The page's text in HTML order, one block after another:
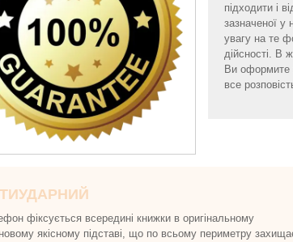
підходити і
зазначеної у
увагу на те
дійсності. В
Ви оформите
все
фіксується всередині книжки в оригінальному
якісному підставі, що по всьому периметру